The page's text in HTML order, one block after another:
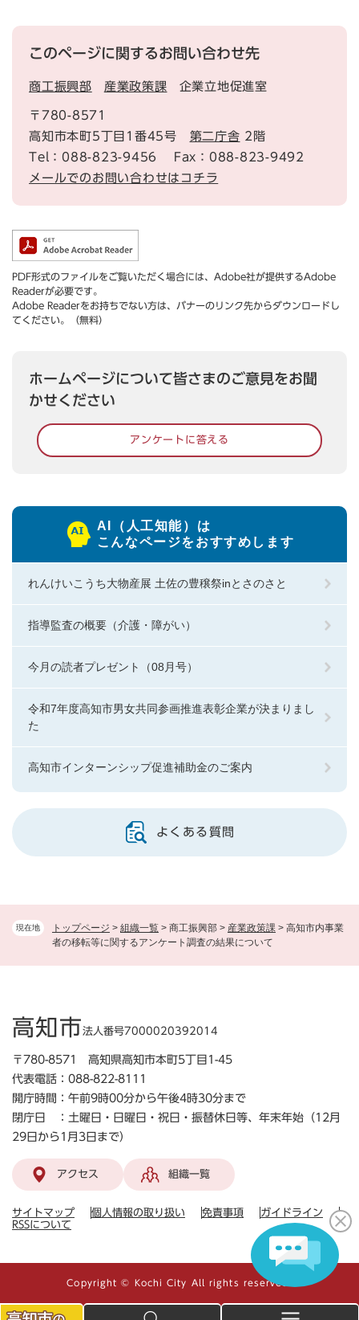
現在地 トップページ > 組織一覧 > 商工振興部 > 産業政策課 > 高知市内事業
者の移転等に関するアンケート調査の結果について
このページに関するお問い合わせ先
商工振興部 産業政策課 企業立地促進室
〒780-8571
高知市本町5丁目1番45号 第二庁舎 2階
Tel：088-823-9456
Fax：088-823-9492
メールでのお問い合わせはコチラ
PDF形式のファイルをご覧いただく場合には、Adobe社が提供するAdobe
Readerが必要です。
Adobe Readerをお持ちでない方は、バナーのリンク先からダウンロードし
てください。（無料）
ホームページについて皆さまのご意見をお聞
かせください
アンケートに答える
AI（人工知能）は
こんなページをおすすめします
れんけいこうち大物産展 土佐の豊穣祭inとさのさと
指導監査の概要（介護・障がい）
今月の読者プレゼント（08月号）
令和7年度高知市男女共同参画推進表彰企業が決まりまし
た
高知市インターンシップ促進補助金のご案内
よくある質問
高知市法人番号7000020392014
〒780-8571 高知県高知市本町5丁目1-45
代表電話：088-822-8111
開庁時間：午前9時00分から午後4時30分まで
閉庁日 ：土曜日・日曜日・祝日・振替休日等、年末年始（12月
29日から1月3日まで）
アクセス 組織一覧
サイトマップ 個人情報の取り扱い 免責事項
ガイドライン
RSSについて
Copyright © Kochi City All rights reserved.